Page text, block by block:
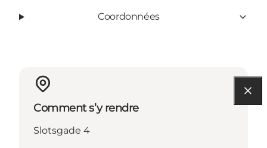
Coordonnées
Comment s’y rendre
Slotsgade 4